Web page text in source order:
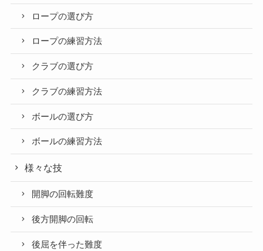
ロープの選び方
ロープの練習方法
クラブの選び方
クラブの練習方法
ボールの選び方
ボールの練習方法
様々な技
開脚の回転難度
後方開脚の回転
後屈を伴った難度